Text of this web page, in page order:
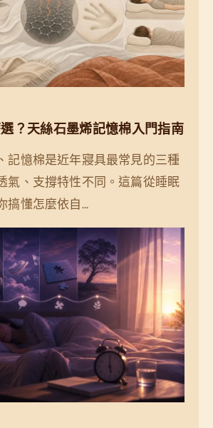
？天絲石墨烯記憶棉入門指南
記憶棉是近年寢具最常見的三種
氣、支撐特性不同。這篇從睡眠
搞懂怎麼依自…